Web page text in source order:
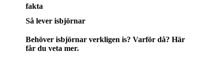
fakta
Så lever isbjörnar
Behöver isbjörnar verkligen is? Varför då? Här
får du veta mer.